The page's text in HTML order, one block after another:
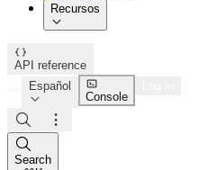
Recursos


API reference
Español


Console



Search